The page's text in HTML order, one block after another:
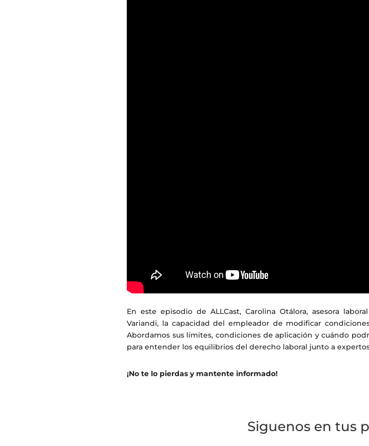
En este episodio de ALLCast, Carolina Otálora, asesora
Variandi, la capacidad del empleador de modificar
Abordamos sus límites, condiciones de aplicación y cuándo
para entender los equilibrios del derecho laboral junto a
¡No te lo pierdas y mantente informado!
Siguenos en tus